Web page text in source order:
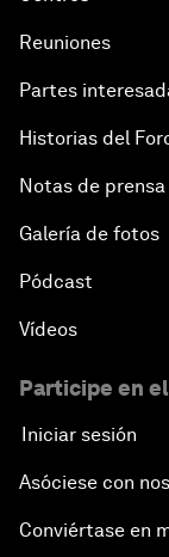
Reuniones
Partes
Historias del
Notas de prensa
Galería de fotos
Pódcast
Vídeos
Participe en
Iniciar sesión
Asóciese con
Conviértase en